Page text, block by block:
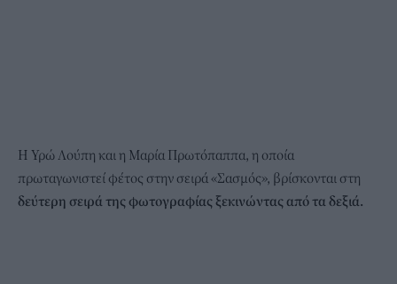
Η Υρώ Λούπη και η Μαρία Πρωτόπαππα, η οποία
πρωταγωνιστεί φέτος στην σειρά «Σασμός», βρίσκονται στη
δεύτερη σειρά της φωτογραφίας ξεκινώντας από τα δεξιά.